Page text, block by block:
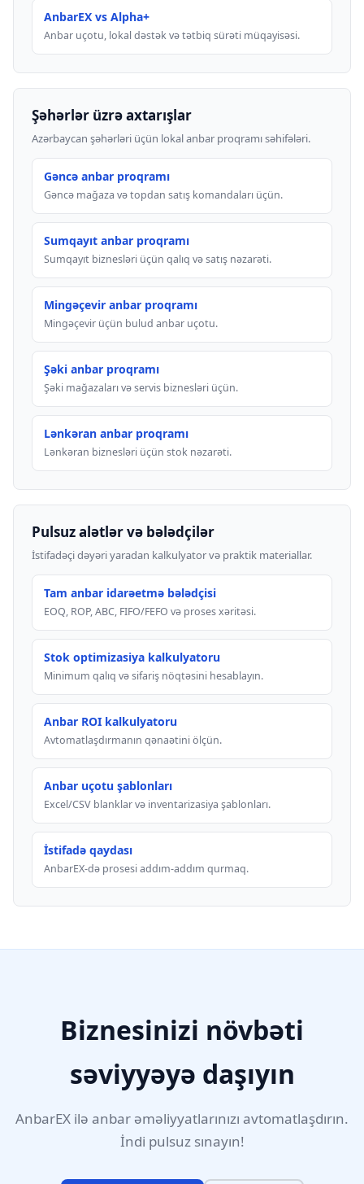
AnbarEX vs Alpha+
Anbar uçotu, lokal dəstək və tətbiq sürəti müqayisəsi.
Şəhərlər üzrə axtarışlar
Azərbaycan şəhərləri üçün lokal anbar proqramı səhifələri.
Gəncə anbar proqramı
Gəncə mağaza və topdan satış komandaları üçün.
Sumqayıt anbar proqramı
Sumqayıt biznesləri üçün qalıq və satış nəzarəti.
Mingəçevir anbar proqramı
Mingəçevir üçün bulud anbar uçotu.
Şəki anbar proqramı
Şəki mağazaları və servis biznesləri üçün.
Lənkəran anbar proqramı
Lənkəran biznesləri üçün stok nəzarəti.
Pulsuz alətlər və bələdçilər
İstifadəçi dəyəri yaradan kalkulyator və praktik materiallar.
Tam anbar idarəetmə bələdçisi
EOQ, ROP, ABC, FIFO/FEFO və proses xəritəsi.
Stok optimizasiya kalkulyatoru
Minimum qalıq və sifariş nöqtəsini hesablayın.
Anbar ROI kalkulyatoru
Avtomatlaşdırmanın qənaətini ölçün.
Anbar uçotu şablonları
Excel/CSV blanklar və inventarizasiya şablonları.
İstifadə qaydası
AnbarEX-də prosesi addım-addım qurmaq.
Biznesinizi növbəti
səviyyəyə daşıyın
AnbarEX ilə anbar əməliyyatlarınızı avtomatlaşdırın.
İndi pulsuz sınayın!